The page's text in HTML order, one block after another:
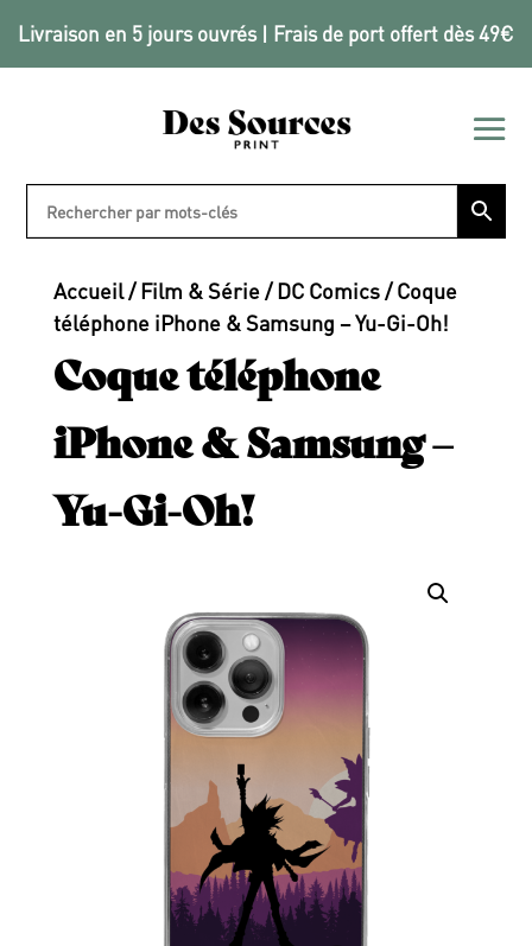
Livraison en 5 jours ouvrés | Frais de port offert dès 49€
Accueil/Film & Série/DC Comics/ Coque
téléphone iPhone & Samsung – Yu-Gi-Oh!
Coque téléphone
iPhone & Samsung –
Yu-Gi-Oh!